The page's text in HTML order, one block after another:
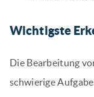
Wichtigste
Die Bearbeitung
schwierige